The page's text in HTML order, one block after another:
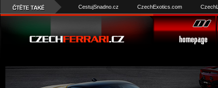
CestujSnadno.cz CzechExotics.com